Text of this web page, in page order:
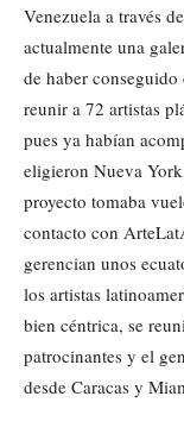
Venezuela a través
actualmente una
de haber
reunir a 72 artistas
pues ya habían
eligieron Nueva
proyecto tomaba
contacto con
gerencian unos
los artistas
bien céntrica, se
patrocinantes y el
desde Caracas y